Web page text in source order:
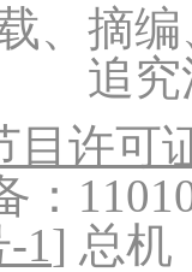
、摘
追
目许可
：
1] 总机